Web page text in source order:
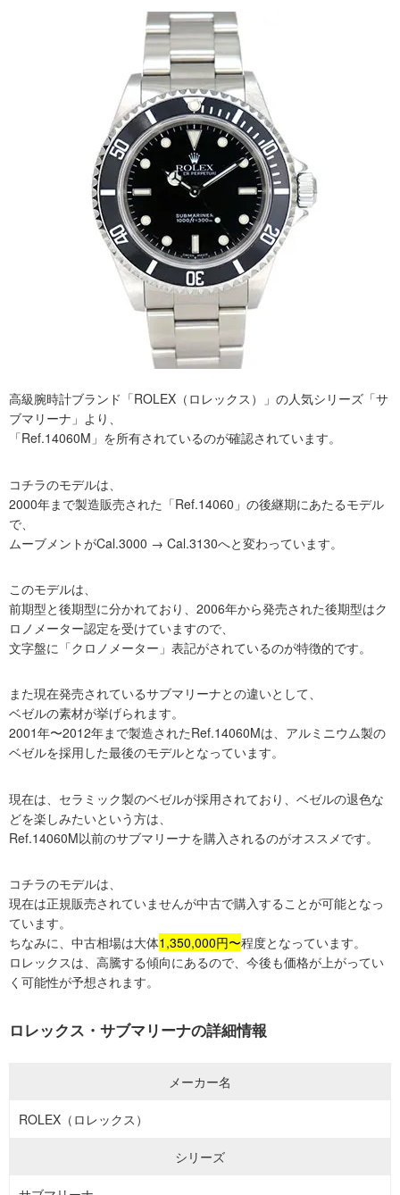
高級腕時計ブランド「ROLEX（ロレックス）」の人気シリーズ「サ
ブマリーナ」より、
「Ref.14060M」を所有されているのが確認されています。
コチラのモデルは、
2000年まで製造販売された「Ref.14060」の後継期にあたるモデル
で、
ムーブメントがCal.3000 → Cal.3130へと変わっています。
このモデルは、
前期型と後期型に分かれており、2006年から発売された後期型はク
ロノメーター認定を受けていますので、
文字盤に「クロノメーター」表記がされているのが特徴的です。
また現在発売されているサブマリーナとの違いとして、
ベゼルの素材が挙げられます。
2001年〜2012年まで製造されたRef.14060Mは、アルミニウム製の
ベゼルを採用した最後のモデルとなっています。
現在は、セラミック製のベゼルが採用されており、ベゼルの退色な
どを楽しみたいという方は、
Ref.14060M以前のサブマリーナを購入されるのがオススメです。
コチラのモデルは、
現在は正規販売されていませんが中古で購入することが可能となっ
ています。
ちなみに、中古相場は大体1,350,000円〜程度となっています。
ロレックスは、高騰する傾向にあるので、今後も価格が上がってい
く可能性が予想されます。
ロレックス・サブマリーナの詳細情報
メーカー名
ROLEX（ロレックス）
シリーズ